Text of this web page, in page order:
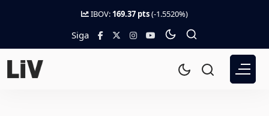
IBOV: 169.37 pts(-1.5520%)
Siga